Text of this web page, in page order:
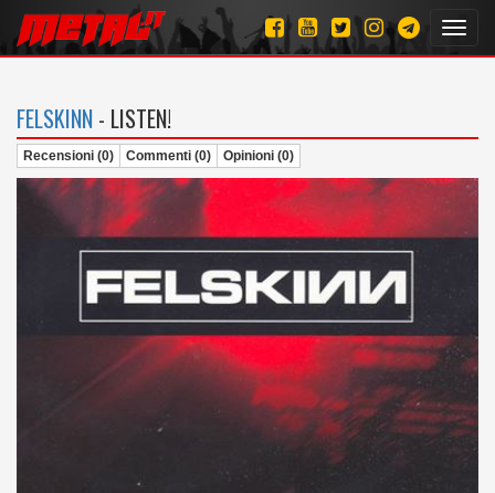
FELSKINN - LISTEN!
Recensioni (0) Commenti (0) Opinioni (0)